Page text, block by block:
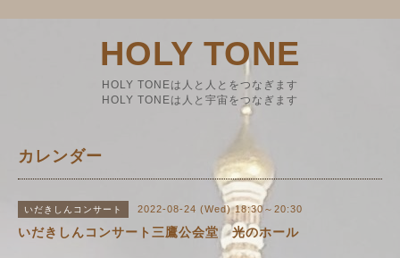
HOLY TONE
HOLY TONEは人と人とをつなぎます
HOLY TONEは人と宇宙をつなぎます
カレンダー
いだきしんコンサート 2022-08-24 (Wed) 18:30～20:30
いだきしんコンサート三鷹公会堂 光のホール